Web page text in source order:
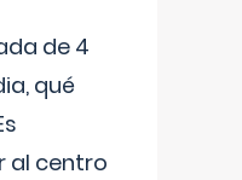
de 4
qué
al centro